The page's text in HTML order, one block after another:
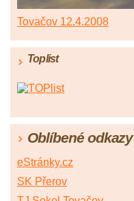
Tovačov 12.4.2008
Toplist
Oblíbené odkazy
eStránky.cz
SK Přerov